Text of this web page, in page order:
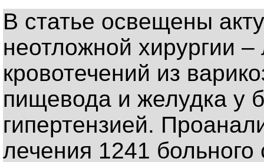
В статье освещены
неотложной хирургии
кровотечений из
пищевода и желудка у
гипертензией.
лечения 1241